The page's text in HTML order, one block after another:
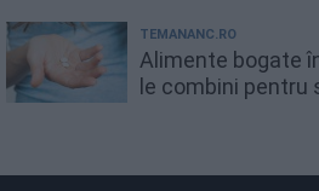
TEMANANC.RO
Alimente bogate
le combini